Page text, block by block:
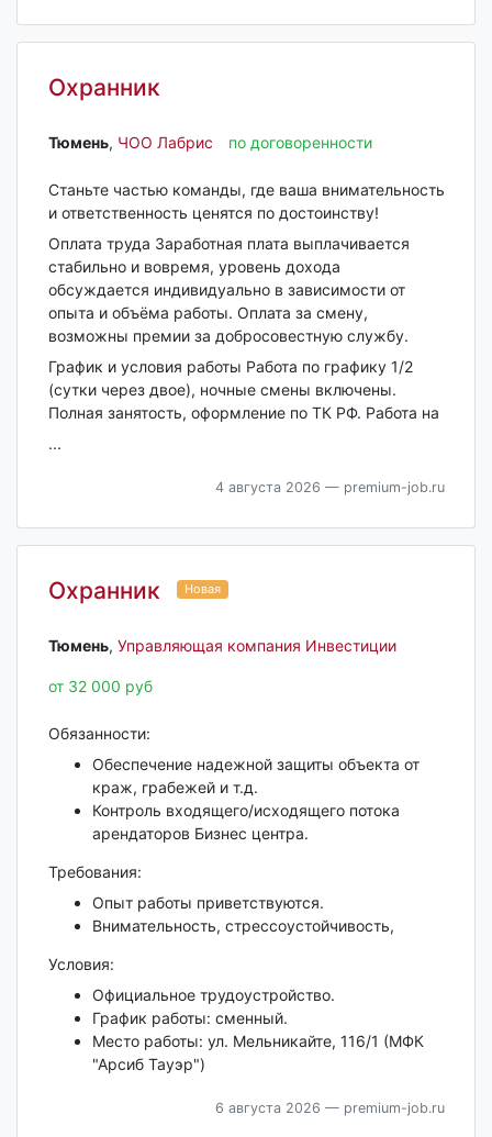
Охранник
Тюмень‎, ЧОО Лабрис по договоренности
Станьте частью команды, где ваша внимательность
и ответственность ценятся по достоинству!
Оплата труда Заработная плата выплачивается
стабильно и вовремя, уровень дохода
обсуждается индивидуально в зависимости от
опыта и объёма работы. Оплата за смену,
возможны премии за добросовестную службу.
График и условия работы Работа по графику 1/2
(сутки через двое), ночные смены включены.
Полная занятость, оформление по ТК РФ. Работа на
...
4 августа 2026 — premium-job.ru
Охранник Новая
Тюмень‎, Управляющая компания Инвестиции
от 32 000 руб
Обязанности:
Обеспечение надежной защиты объекта от
краж, грабежей и т.д.
Контроль входящего/исходящего потока
арендаторов Бизнес центра.
Требования:
Опыт работы приветствуются.
Внимательность, стрессоустойчивость,
Условия:
Официальное трудоустройство.
График работы: сменный.
Место работы: ул. Мельникайте, 116/1 (МФК
"Арсиб Тауэр")
6 августа 2026 — premium-job.ru